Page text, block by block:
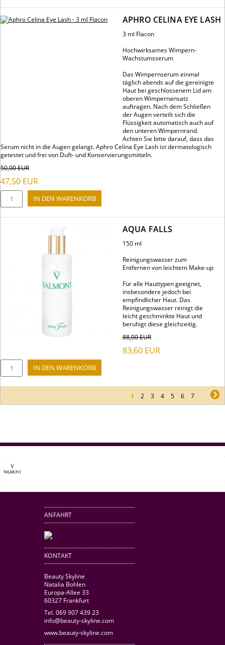
APHRO CELINA EYE LASH
3 ml Flacon
Hochwirksames Wimpern-
Wachstumsserum
Das Wimpernserum einmal
täglich abends auf die gereinigte
Haut bei geschlossenem Lid am
oberen Wimpernansatz
auftragen. Nach dem Schließen
der Augen verteilt sich die
Flüssigkeit automatisch auch auf
den unteren Wimpernrand.
Achten Sie bitte darauf, dass das
Serum nicht in die Augen gelangt. Aphro Celina Eye Lash ist dermatologisch
getestet und frei von Duft- und Konservierungsmitteln.
50,00EUR
47,50 EUR
AQUA FALLS
150 ml
Reinigungswasser zum
Entfernen von leichtem Make-up
Für alle Hauttypen geeignet,
insbesondere jedoch bei
empfindlicher Haut. Das
Reinigungswasser reinigt die
leicht geschminkte Haut und
beruhigt diese gleichzeitig.
88,00EUR
83,60 EUR
1 2 3 4 5 6 7
ANFAHRT
KONTAKT
Beauty Skyline
Natalia Bohlen
Europa-Allee 33
60327 Frankfurt
Tel. 069 907 439 23
info@beauty-skyline.com
www.beauty-skyline.com